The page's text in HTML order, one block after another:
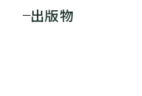
出版物